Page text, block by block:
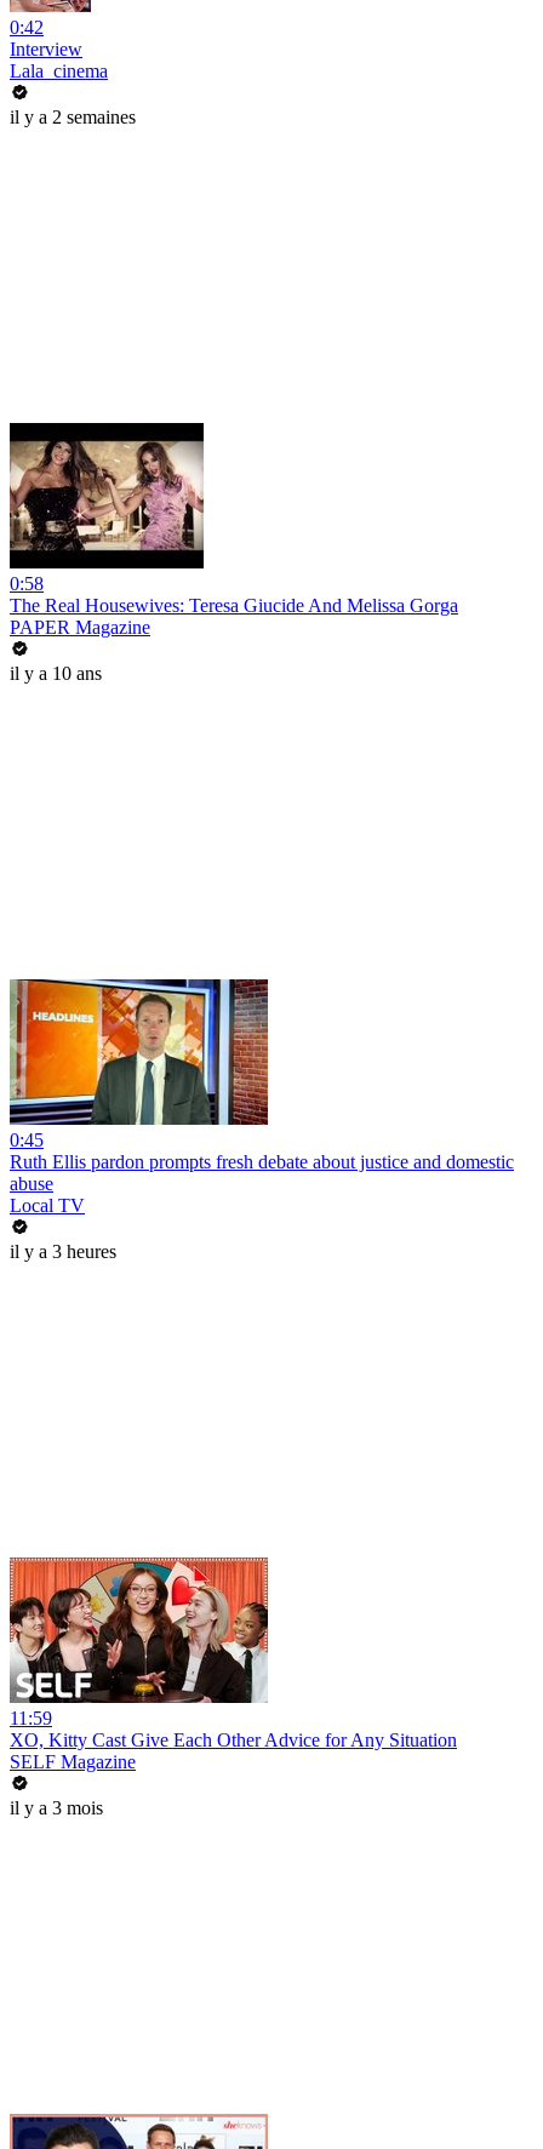
0:42
Interview
Lala_cinema
il y a 2 semaines
0:58
The Real Housewives: Teresa Giucide And Melissa Gorga
PAPER Magazine
il y a 10 ans
0:45
Ruth Ellis pardon prompts fresh debate about justice and domestic
abuse
Local TV
il y a 3 heures
11:59
XO, Kitty Cast Give Each Other Advice for Any Situation
SELF Magazine
il y a 3 mois